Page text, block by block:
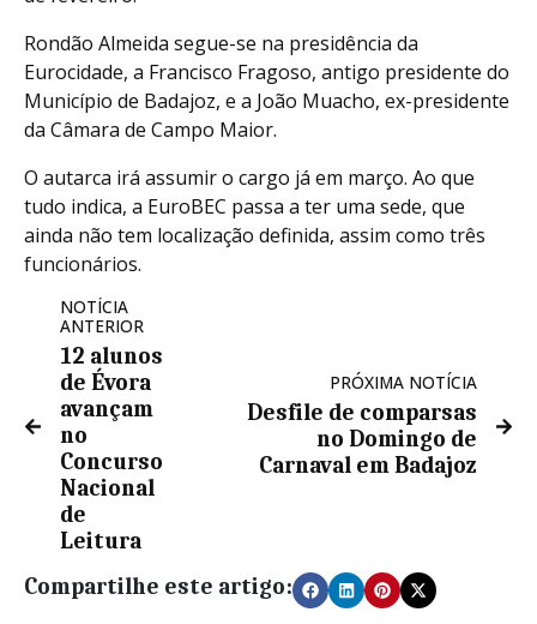
Rondão Almeida segue-se na presidência da
Eurocidade, a Francisco Fragoso, antigo presidente do
Município de Badajoz, e a João Muacho, ex-presidente
da Câmara de Campo Maior.
O autarca irá assumir o cargo já em março. Ao que
tudo indica, a EuroBEC passa a ter uma sede, que
ainda não tem localização definida, assim como três
funcionários.
NOTÍCIA
ANTERIOR
12 alunos
de Évora
avançam
no
Concurso
Nacional
de
Leitura
PRÓXIMA NOTÍCIA
Desfile de comparsas
no Domingo de
Carnaval em Badajoz
Compartilhe este artigo: